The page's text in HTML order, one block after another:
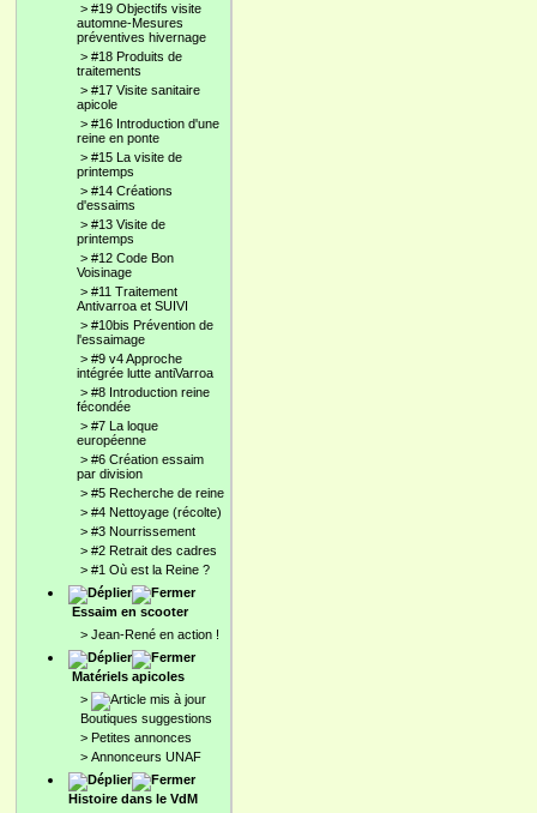
> #19 Objectifs visite
automne-Mesures
préventives hivernage
> #18 Produits de
traitements
> #17 Visite sanitaire
apicole
> #16 Introduction d'une
reine en ponte
> #15 La visite de
printemps
> #14 Créations
d'essaims
> #13 Visite de
printemps
> #12 Code Bon
Voisinage
> #11 Traitement
Antivarroa et SUIVI
> #10bis Prévention de
l'essaimage
> #9 v4 Approche
intégrée lutte antiVarroa
> #8 Introduction reine
fécondée
> #7 La loque
européenne
> #6 Création essaim
par division
> #5 Recherche de reine
> #4 Nettoyage (récolte)
> #3 Nourrissement
> #2 Retrait des cadres
> #1 Où est la Reine ?
Essaim en scooter
> Jean-René en action !
Matériels apicoles
>
Boutiques suggestions
> Petites annonces
> Annonceurs UNAF
Histoire dans le VdM